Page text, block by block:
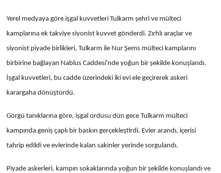
Yerel medyaya göre işgal kuvvetleri Tulkarm şehri ve mülteci
kamplarına ek takviye siyonist kuvvet gönderdi. Zırhlı araçlar ve
siyonist piyade birlikleri, Tulkarm ile Nur Şems mülteci kamplarını
birbirine bağlayan Nablus Caddesi'nde yoğun bir şekilde konuşlandı.
İşgal kuvvetleri, bu cadde üzerindeki iki evi ele geçirerek askeri
karargaha dönüştürdü.
Görgü tanıklarına göre, işgal ordusu dün gece Tulkarm mülteci
kampında geniş çaplı bir baskın gerçekleştirdi. Evler arandı, içerisi
tahrip edildi ve evlerinde kalan sakinler yerinde sorgulandı.
Piyade askerleri, kampın sokaklarında yoğun bir şekilde konuşlandı ve